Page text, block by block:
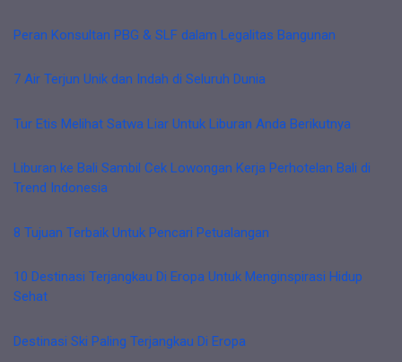
Peran Konsultan PBG & SLF dalam Legalitas Bangunan
7 Air Terjun Unik dan Indah di Seluruh Dunia
Tur Etis Melihat Satwa Liar Untuk Liburan Anda Berikutnya
Liburan ke Bali Sambil Cek Lowongan Kerja Perhotelan Bali di
Trend Indonesia
8 Tujuan Terbaik Untuk Pencari Petualangan
10 Destinasi Terjangkau Di Eropa Untuk Menginspirasi Hidup
Sehat
Destinasi Ski Paling Terjangkau Di Eropa